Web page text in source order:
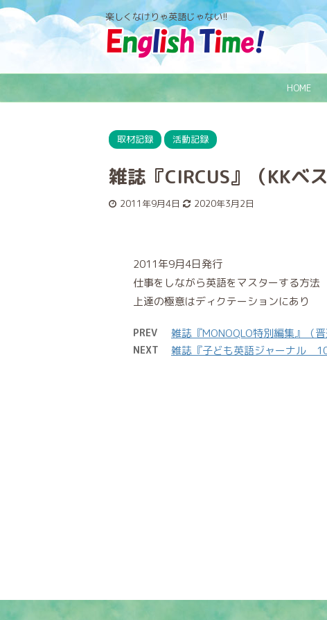
楽しくなけりゃ英語じゃない!!
HOME
取材記録 活動記録
雑誌『CIRCUS』（KKベ
2011年9月4日 2020年3月2日
2011年9月4日発行
仕事をしながら英語をマスターする方法
上達の極意はディクテーションにあり
PREV 雑誌『MONOQLO特別編集』（晋
NEXT 雑誌『子ども英語ジャーナル 10